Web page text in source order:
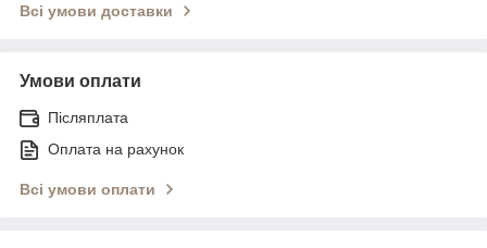
Всі умови доставки
Умови оплати
Післяплата
Оплата на рахунок
Всі умови оплати